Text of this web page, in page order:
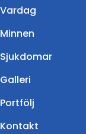
Vardag
Minnen
Sjukdomar
Galleri
Portfölj
Kontakt